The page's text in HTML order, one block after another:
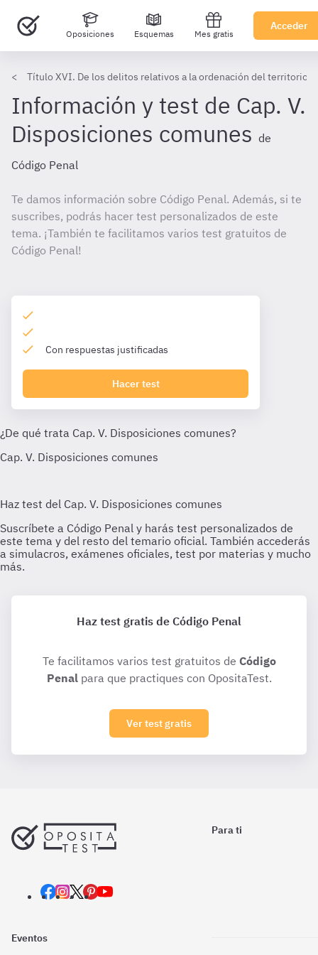
Oposiciones Esquemas Mes gratis
Acceder
Título XVI. De los delitos relativos a la ordenación del territorio
Información y test de Cap. V.
Disposiciones comunes de
Código Penal
Te damos información sobre Código Penal. Además, si te
suscribes, podrás hacer test personalizados de este
tema. ¡También te facilitamos varios test gratuitos de
Código Penal!
Con respuestas justificadas
Hacer test
Haz test gratis de Código Penal
Te facilitamos varios test gratuitos de Código
Penalpara que practiques con OpositaTest.
Ver test gratis
Para ti
Eventos